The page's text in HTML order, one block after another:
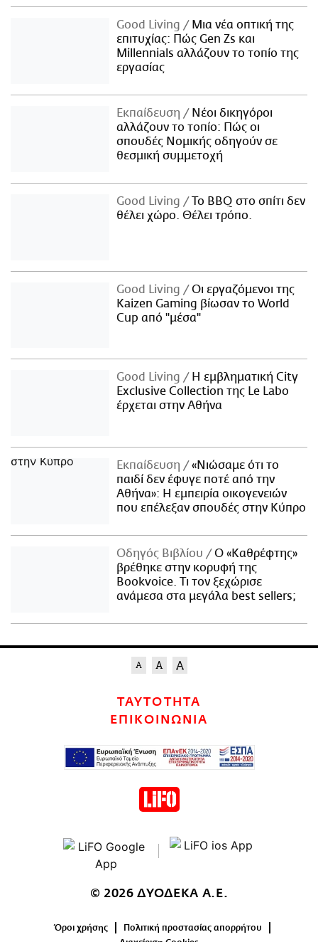
Good Living
Μια νέα οπτική της
επιτυχίας: Πώς Gen Zs και
Millennials αλλάζουν το τοπίο της
εργασίας
Εκπαίδευση
Νέοι δικηγόροι
αλλάζουν το τοπίο: Πώς οι
σπουδές Νομικής οδηγούν σε
θεσμική συμμετοχή
Good Living
Το BBQ στο σπίτι δεν
θέλει χώρο. Θέλει τρόπο.
Good Living
Οι εργαζόμενοι της
Kaizen Gaming βίωσαν το World
Cup από "μέσα"
Good Living
Η εμβληματική City
Exclusive Collection της Le Labo
έρχεται στην Αθήνα
Εκπαίδευση
«Νιώσαμε ότι το
παιδί δεν έφυγε ποτέ από την
Αθήνα»: Η εμπειρία οικογενειών
που επέλεξαν σπουδές στην Κύπρο
Οδηγός Βιβλίου
Ο «Καθρέφτης»
βρέθηκε στην κορυφή της
Bookvoice. Τι τον ξεχώρισε
ανάμεσα στα μεγάλα best sellers;
ΤΑΥΤΟΤΗΤΑ
ΕΠΙΚΟΙΝΩΝΙΑ
© 2026 ΔΥΟΔΕΚΑ Α.Ε.
Όροι χρήσης
Πολιτική προστασίας απορρήτου